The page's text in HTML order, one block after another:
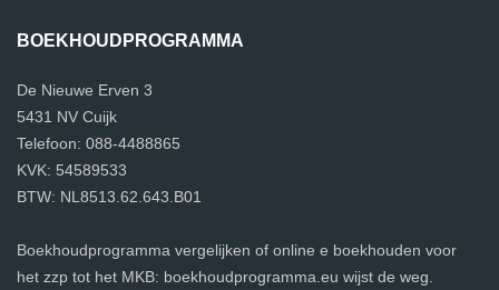
BOEKHOUDPROGRAMMA
De Nieuwe Erven 3
5431 NV Cuijk
Telefoon: 088-4488865
KVK: 54589533
BTW: NL8513.62.643.B01
Boekhoudprogramma vergelijken of online e boekhouden voor
het zzp tot het MKB: boekhoudprogramma.eu wijst de weg.